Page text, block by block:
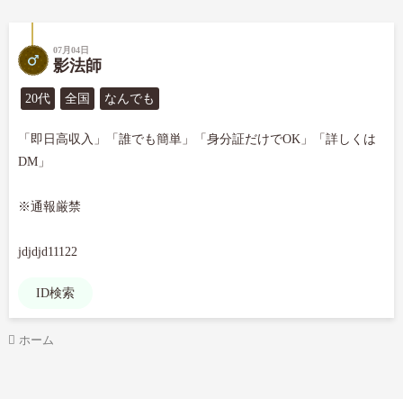
07月04日
影法師
20代 全国 なんでも
「即日高収入」「誰でも簡単」「身分証だけでOK」「詳しくは
DM」
※通報厳禁
jdjdjd11122
ID検索
ホーム